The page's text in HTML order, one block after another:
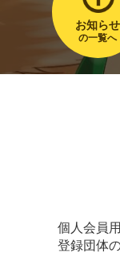
お知らせ
の一覧へ
個人会員
登録団体